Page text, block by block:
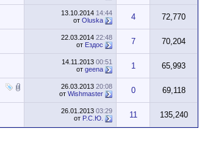
13.10.2014 14:44
от Oluska 4 72,770
22.03.2014 22:48
от Ездос 7 70,204
14.11.2013 00:51
от geena 1 65,993
26.03.2013 20:08
от Wishmaster 0 69,118
26.01.2013 03:29
от P.C.Ю. 11 135,240